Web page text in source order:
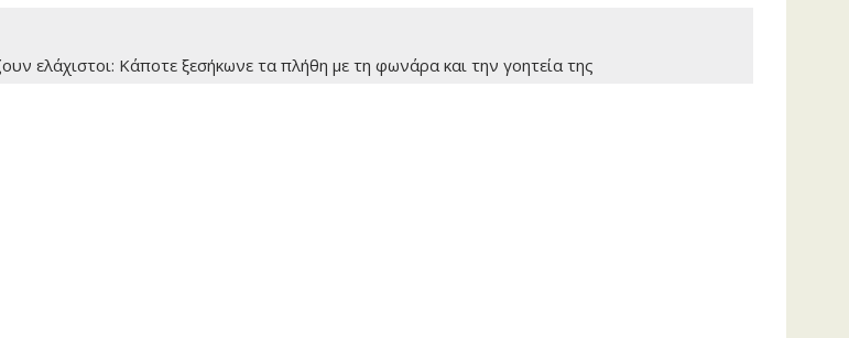
ελάχιστοι: Kάποτε ξεσήκωνε τα πλήθη με τη φωνάρα και την γοητεία της